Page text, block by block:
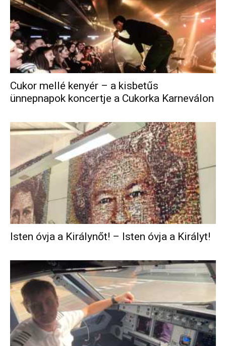
Cukor mellé kenyér – a kisbetűs
ünnepnapok koncertje a Cukorka Karneválon
Isten óvja a Királynőt! – Isten óvja a Királyt!